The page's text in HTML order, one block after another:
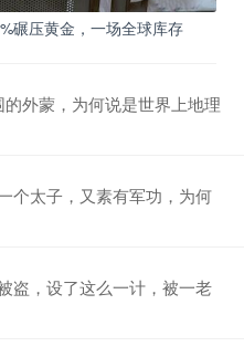
碾压黄金，一场全球库存
外蒙，为何说是世界上地理
个太子，又素有军功，为何
盗，设了这么一计，被一老